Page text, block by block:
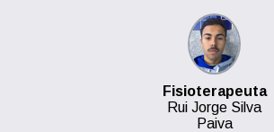
Fisioterapeuta
Rui Jorge Silva
Paiva